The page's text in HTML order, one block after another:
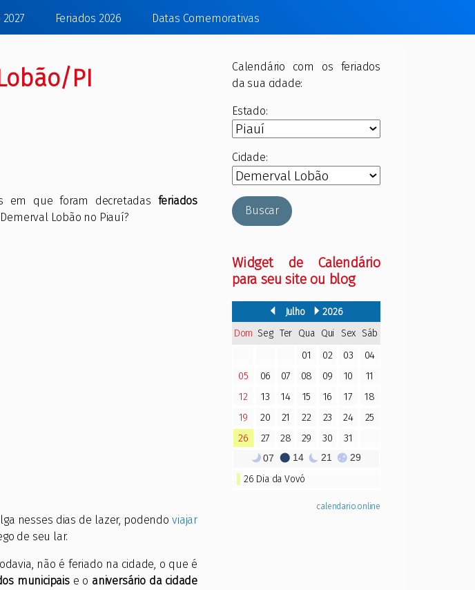
Feriados 2026 Datas Comemorativas
PI
em que foram decretadas feriados
Lobão no Piauí?
nesses dias de lazer, podendoviajar
de seu lar.
não é feriado na cidade, o que é
municipaise o aniversário da cidade
Calendário com os feriados
da sua cidade:
Estado:
Cidade:
Buscar
Widget de Calendário
para seu site ou blog